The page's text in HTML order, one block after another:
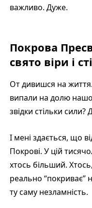
важливо. Дуже.
Покрова
свято віри і
От дивишся на життя.
випали на долю
звідки стільки
І мені здається, що
Покрові. У цій
хтось більший.
реально “покриває”
ту саму незламність.